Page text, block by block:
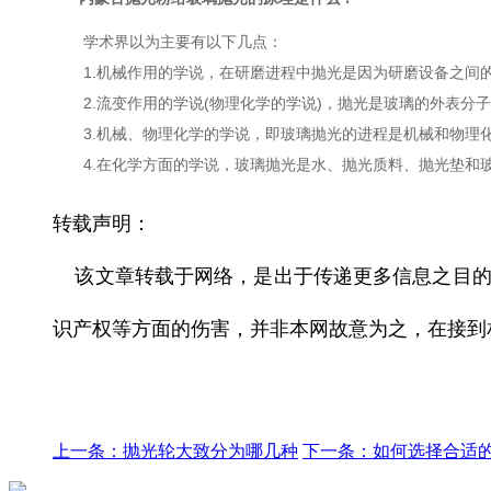
学术界以为主要有以下几点：
1.机械作用的学说，在研磨进程中抛光是因为研磨设备之间
2.流变作用的学说(物理化学的学说)，抛光是玻璃的外表分
3.机械、物理化学的学说，即玻璃抛光的进程是机械和
4.在化学方面的学说，玻璃抛光是水、抛光质料、抛光垫和
转载声明：
该文章转载于网络，是出于传递更多信息之目
识产权等方面的伤害，并非本网故意为之，在接
上一条：抛光轮大致分为哪几种 下一条：如何选择合适